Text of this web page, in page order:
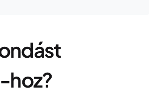
hoz?